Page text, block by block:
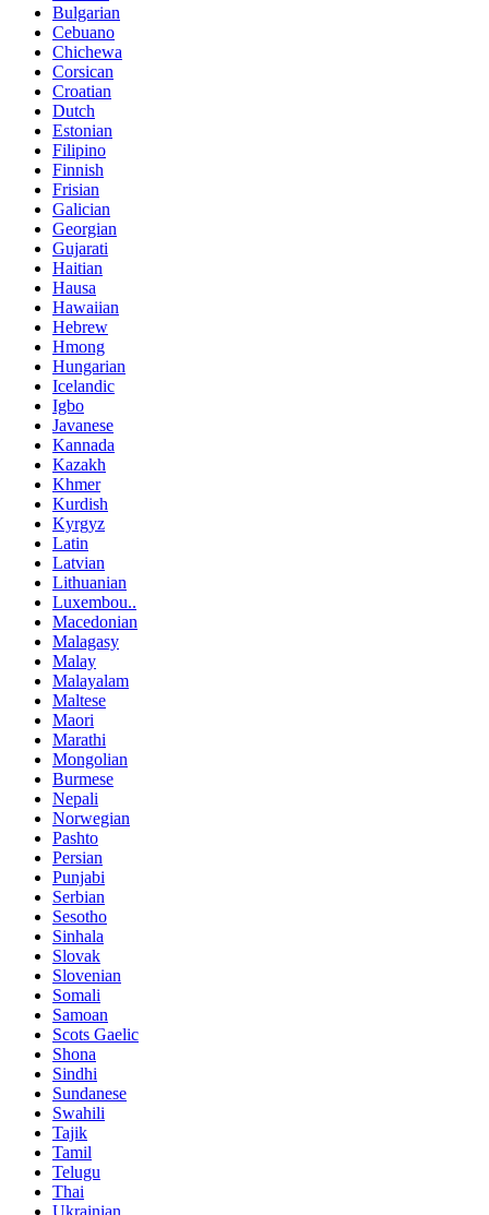
Bulgarian
Cebuano
Chichewa
Corsican
Croatian
Dutch
Estonian
Filipino
Finnish
Frisian
Galician
Georgian
Gujarati
Haitian
Hausa
Hawaiian
Hebrew
Hmong
Hungarian
Icelandic
Igbo
Javanese
Kannada
Kazakh
Khmer
Kurdish
Kyrgyz
Latin
Latvian
Lithuanian
Luxembou..
Macedonian
Malagasy
Malay
Malayalam
Maltese
Maori
Marathi
Mongolian
Burmese
Nepali
Norwegian
Pashto
Persian
Punjabi
Serbian
Sesotho
Sinhala
Slovak
Slovenian
Somali
Samoan
Scots Gaelic
Shona
Sindhi
Sundanese
Swahili
Tajik
Tamil
Telugu
Thai